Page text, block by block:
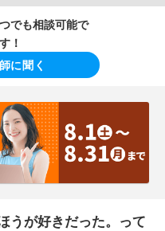
でも相談可能で
す！
に聞く
うが好きだった。って